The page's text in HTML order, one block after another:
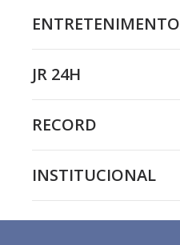
ENTRETENIMENTO
JR 24H
RECORD
INSTITUCIONAL